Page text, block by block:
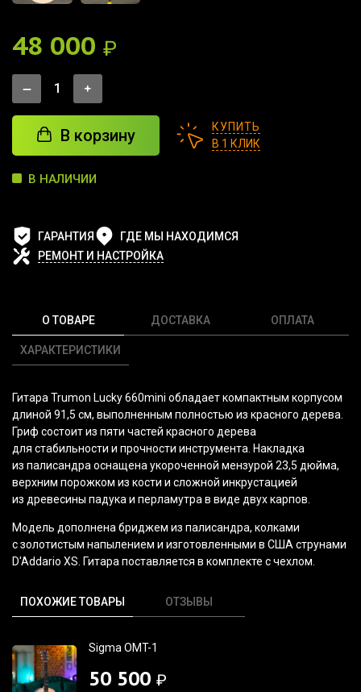
48 000 ₽
В корзину
КУПИТЬ
В 1 КЛИК
В НАЛИЧИИ
ГАРАНТИЯ
ГДЕ МЫ НАХОДИМСЯ
РЕМОНТ И НАСТРОЙКА
О ТОВАРЕ
ХАРАКТЕРИСТИКИ
ДОСТАВКА ОПЛАТА
Гитара Trumon Lucky 660mini обладает компактным корпусом
длиной 91,5 см, выполненным полностью из красного дерева.
Гриф состоит из пяти частей красного дерева
для стабильности и прочности инструмента. Накладка
из палисандра оснащена укороченной мензурой 23,5 дюйма,
верхним порожком из кости и сложной инкрустацией
из древесины падука и перламутра в виде двух карпов.
Модель дополнена бриджем из палисандра, колками
с золотистым напылением и изготовленными в США струнами
D'Addario XS. Гитара поставляется в комплекте с чехлом.
ПОХОЖИЕ ТОВАРЫ ОТЗЫВЫ
Sigma OMT-1
50 500 ₽